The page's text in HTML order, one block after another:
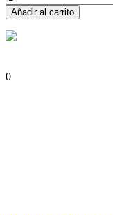
Añadir al carrito
0